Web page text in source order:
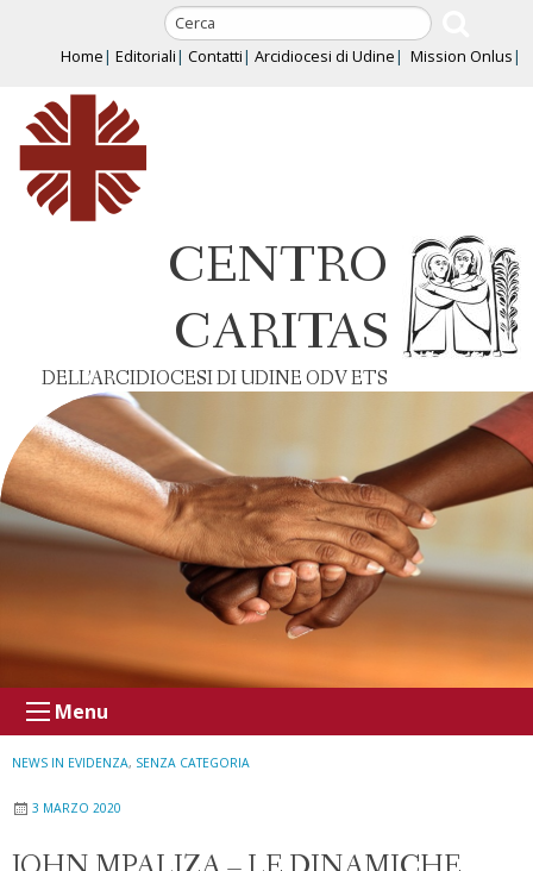
content
Home Editoriali Contatti Arcidiocesi di Udine Mission Onlus
CENTRO
CARITAS
DELL’ARCIDIOCESI DI UDINE ODV ETS
Menu
NEWS IN EVIDENZA, SENZA CATEGORIA
3 MARZO 2020